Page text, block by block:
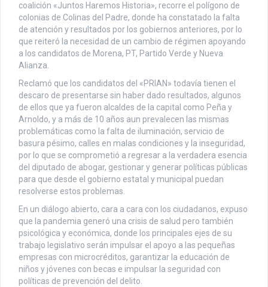
coalición «Juntos Haremos Historia», recorre el polígono de
colonias de Colinas del Padre, donde ha constatado la falta
de atención y resultados por los gobiernos anteriores, por lo
que reiteró la necesidad de un cambio de régimen apoyando
a los candidatos de Morena, PT, Partido Verde y Nueva
Alianza.
Reclamó que los candidatos del «PRIAN» todavía tienen el
descaro de presentarse sin haber dado resultados, algunos
de ellos que ya fueron alcaldes de la capital como Peña y
Arnoldo, y a más de 10 años aun prevalecen las mismas
problemáticas como la falta de iluminación, servicio de
basura pésimo, calles en malas condiciones y la inseguridad,
por lo que se comprometió a regresar a la verdadera esencia
del diputado de abogar, gestionar y generar políticas públicas
para que desde el gobierno estatal y municipal puedan
resolverse estos problemas.
En un diálogo abierto, cara a cara con los ciudadanos, expuso
que la pandemia generó una crisis de salud pero también
psicológica y económica, donde los principales ejes de su
trabajo legislativo serán impulsar el apoyo a las pequeñas
empresas con microcréditos, garantizar la educación de
niños y jóvenes con becas e impulsar la seguridad con
políticas de prevención del delito.